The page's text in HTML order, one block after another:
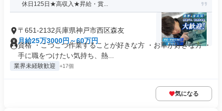
休日125日★高収入★昇給・賞...
〒651-2132兵庫県神戸市西区森友
月給25万3000円～60万円
資格 ・こつこつ作業することが好きな方 ・お車が好きな方 ・
手に職をつけたい気持ち、熱...
業界未経験歓迎 +17個
気になる